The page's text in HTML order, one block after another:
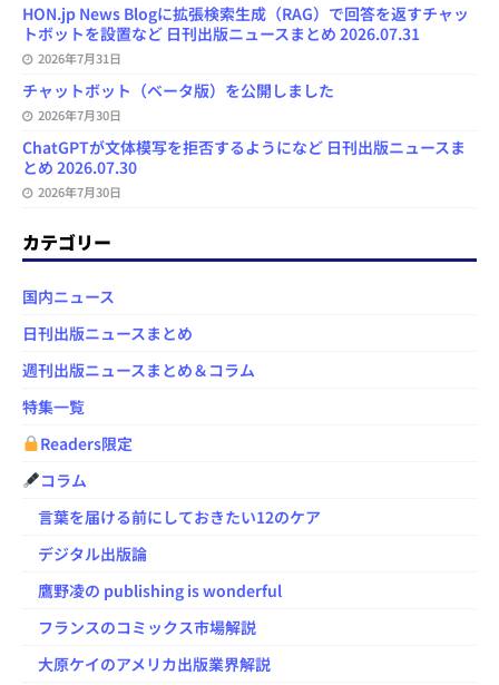
HON.jp News Blogに拡張検索生成（RAG）で回答を返すチャッ
トボットを設置など 日刊出版ニュースまとめ 2026.07.31
2026年7月31日
チャットボット（ベータ版）を公開しました
2026年7月30日
ChatGPTが文体模写を拒否するようになど 日刊出版ニュースま
とめ 2026.07.30
2026年7月30日
カテゴリー
国内ニュース
日刊出版ニュースまとめ
週刊出版ニュースまとめ＆コラム
特集一覧
Readers限定
コラム
言葉を届ける前にしておきたい12のケア
デジタル出版論
鷹野凌の publishing is wonderful
フランスのコミックス市場解説
大原ケイのアメリカ出版業界解説